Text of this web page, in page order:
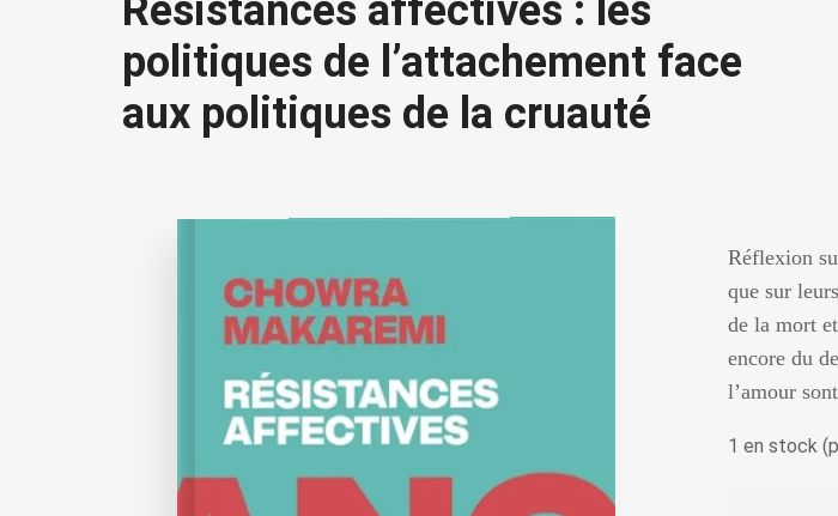
Résistances affectives : les
politiques de l’attachement face
aux politiques de la cruauté
Réflexion
que sur
de la mort
encore du
l’amour
1 en stock